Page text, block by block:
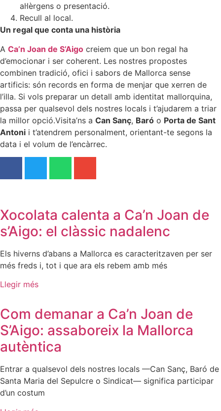
al·lèrgens o presentació.
Recull al local.
Un regal que conta una història
A Ca’n Joan de S’Aigo creiem que un bon regal ha
d’emocionar i ser coherent. Les nostres propostes
combinen tradició, ofici i sabors de Mallorca sense
artificis: són records en forma de menjar que xerren de
l’illa. Si vols preparar un detall amb identitat mallorquina,
passa per qualsevol dels nostres locals i t’ajudarem a triar
la millor opció.Visita’ns a Can Sanç, Baró o Porta de Sant
Antoni i t’atendrem personalment, orientant-te segons la
data i el volum de l’encàrrec.
Xocolata calenta a Ca’n Joan de
s’Aigo: el clàssic nadalenc
Els hiverns d’abans a Mallorca es caracteritzaven per ser
més freds i, tot i que ara els rebem amb més
Llegir més
Com demanar a Ca’n Joan de
S’Aigo: assaboreix la Mallorca
autèntica
Entrar a qualsevol dels nostres locals —Can Sanç, Baró de
Santa Maria del Sepulcre o Sindicat— significa participar
d’un costum